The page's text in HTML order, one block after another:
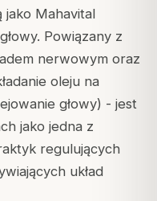
jako Mahavital
Powiązany z
nerwowym oraz
oleju na
głowy) - jest
jako jedna z
regulujących
układ